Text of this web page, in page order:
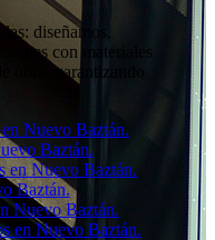
diseñamos,
con materiales
obra, garantizando
Nuevo Baztán.
Baztán.
en Nuevo Baztán.
Baztán.
Nuevo Baztán.
en Nuevo Baztán.